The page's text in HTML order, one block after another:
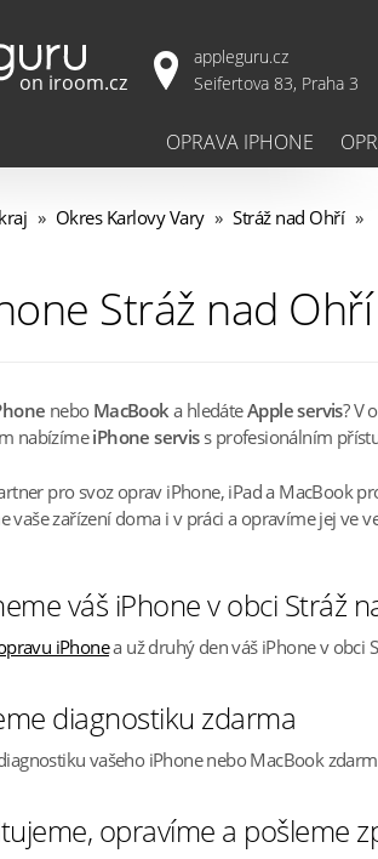
appleguru.cz
Seifertova 83, Praha 3
OPRAVA IPHONE
» Okres Karlovy Vary » Stráž nad Ohří »
Stráž nad Ohří
neboMacBooka hledáteApple servis? V
nabízímeiPhone serviss profesionálním
pro svoz oprav iPhone, iPad a MacBook
vaše zařízení doma i v práci a opravíme jej ve
váš iPhone v obci Stráž
iPhonea už druhý den váš iPhone v obci
diagnostiku zdarma
vašeho iPhone nebo MacBook
opravíme a pošleme